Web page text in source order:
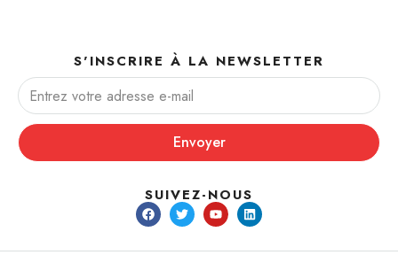
S'INSCRIRE À LA NEWSLETTER
Envoyer
SUIVEZ-NOUS